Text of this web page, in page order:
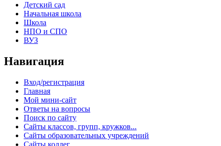
Детский сад
Начальная школа
Школа
НПО и СПО
ВУЗ
Навигация
Вход/регистрация
Главная
Мой мини-сайт
Ответы на вопросы
Поиск по сайту
Сайты классов, групп, кружков...
Сайты образовательных учреждений
Сайты коллег